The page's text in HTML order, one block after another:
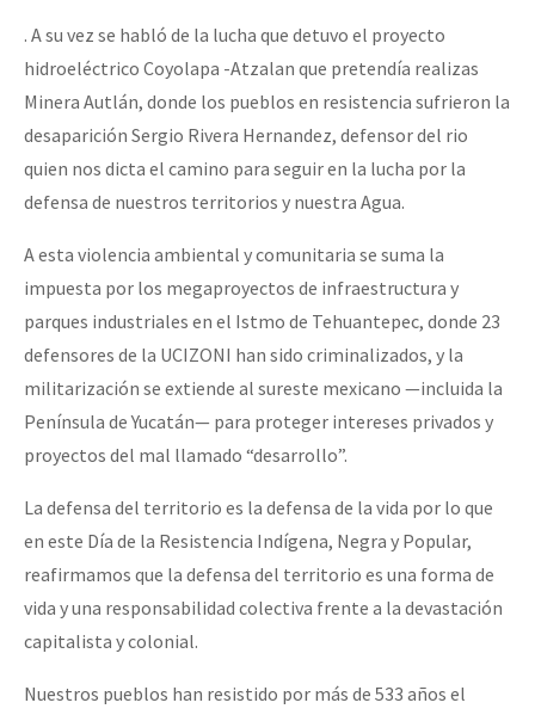
. A su vez se habló de la lucha que detuvo el proyecto
hidroeléctrico Coyolapa -Atzalan que pretendía realizas
Minera Autlán, donde los pueblos en resistencia sufrieron la
desaparición Sergio Rivera Hernandez, defensor del rio
quien nos dicta el camino para seguir en la lucha por la
defensa de nuestros territorios y nuestra Agua.
A esta violencia ambiental y comunitaria se suma la
impuesta por los megaproyectos de infraestructura y
parques industriales en el Istmo de Tehuantepec, donde 23
defensores de la UCIZONI han sido criminalizados, y la
militarización se extiende al sureste mexicano —incluida la
Península de Yucatán— para proteger intereses privados y
proyectos del mal llamado “desarrollo”.
La defensa del territorio es la defensa de la vida por lo que
en este Día de la Resistencia Indígena, Negra y Popular,
reafirmamos que la defensa del territorio es una forma de
vida y una responsabilidad colectiva frente a la devastación
capitalista y colonial.
Nuestros pueblos han resistido por más de 533 años el